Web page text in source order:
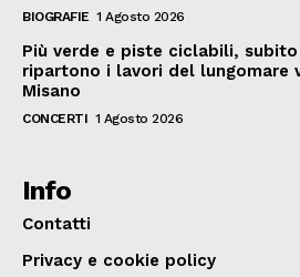
BIOGRAFIE 1 Agosto 2026
Più verde e piste ciclabili,
ripartono i lavori del lungomare
Misano
CONCERTI 1 Agosto 2026
Info
Contatti
Privacy e cookie policy